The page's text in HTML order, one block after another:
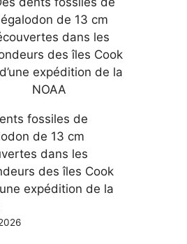
fossiles de
de 13 cm
dans les
des îles Cook
expédition de la